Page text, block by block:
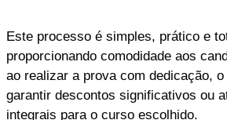
Este processo é simples, prático e
proporcionando comodidade aos
ao realizar a prova com dedicação,
garantir descontos significativos ou
integrais para o curso escolhido.